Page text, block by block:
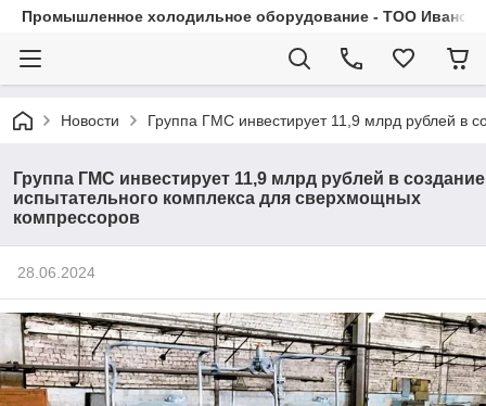
Промышленное холодильное оборудование - ТОО
Новости Группа ГМС инвестирует 11,9 млрд рублей в
Группа ГМС инвестирует 11,9 млрд рублей в создание
испытательного комплекса для сверхмощных
компрессоров
28.06.2024